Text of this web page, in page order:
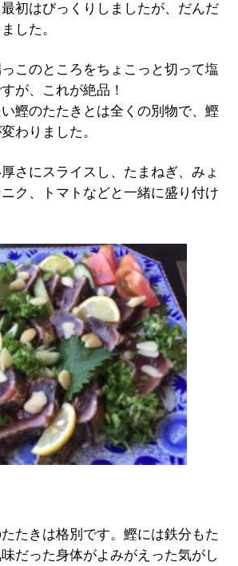
初はびっくりしましたが、だんだ
した。
このところをちょこっと切って塩
が、これが絶品！
鰹のたたきとは全くの別物で、鰹
わりました。
さにスライスし、たまねぎ、みょ
ク、トマトなどと一緒に盛り付け
たきは格別です。鰹には鉄分もた
だった身体がよみがえった気がし